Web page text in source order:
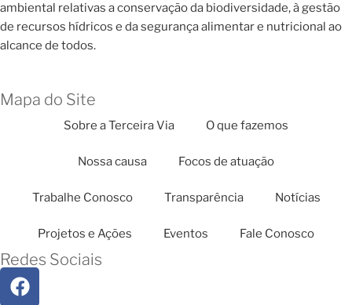
ambiental relativas a conservação da biodiversidade, à gestão
de recursos hídricos e da segurança alimentar e nutricional ao
alcance de todos.
Mapa do Site
Sobre a Terceira Via O que fazemos
Nossa causa Focos de atuação
Trabalhe Conosco Transparência Notícias
Projetos e Ações Eventos Fale Conosco
Redes Sociais